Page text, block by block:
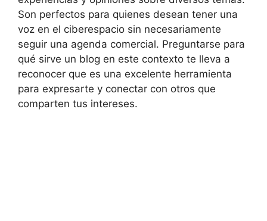
Son perfectos para quienes desean tener una
voz en el ciberespacio sin necesariamente
seguir una agenda comercial. Preguntarse para
qué sirve un blog en este contexto te lleva a
reconocer que es una excelente herramienta
para expresarte y conectar con otros que
comparten tus intereses.